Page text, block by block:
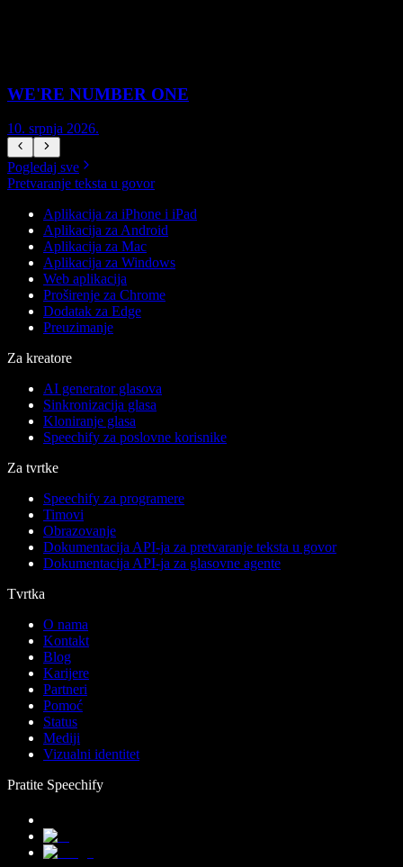
WE'RE NUMBER ONE
10. srpnja 2026.
Pogledaj sve
Pretvaranje teksta u govor
Aplikacija za iPhone i iPad
Aplikacija za Android
Aplikacija za Mac
Aplikacija za Windows
Web aplikacija
Proširenje za Chrome
Dodatak za Edge
Preuzimanje
Za kreatore
AI generator glasova
Sinkronizacija glasa
Kloniranje glasa
Speechify za poslovne korisnike
Za tvrtke
Speechify za programere
Timovi
Obrazovanje
Dokumentacija API-ja za pretvaranje teksta u govor
Dokumentacija API-ja za glasovne agente
Tvrtka
O nama
Kontakt
Blog
Karijere
Partneri
Pomoć
Status
Mediji
Vizualni identitet
Pratite Speechify